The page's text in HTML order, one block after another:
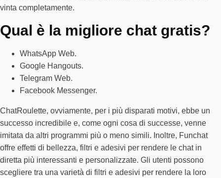
vinta completamente.
Qual è la migliore chat gratis?
WhatsApp Web.
Google Hangouts.
Telegram Web.
Facebook Messenger.
ChatRoulette, ovviamente, per i più disparati motivi, ebbe un
successo incredibile e, come ogni cosa di successe, venne
imitata da altri programmi più o meno simili. Inoltre, Funchat
offre effetti di bellezza, filtri e adesivi per rendere le chat in
diretta più interessanti e personalizzate. Gli utenti possono
scegliere tra una varietà di filtri e adesivi per rendere la loro